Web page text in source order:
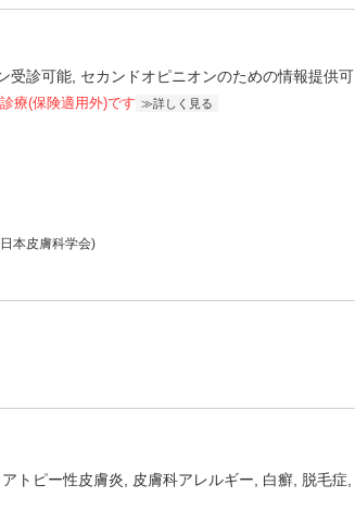
受診可能 セカンドオピニオンのための情報提供可
療(保険適用外)です 詳しく見る
本皮膚科学会)
アトピー性皮膚炎 皮膚科アレルギー 白癬 脱毛症